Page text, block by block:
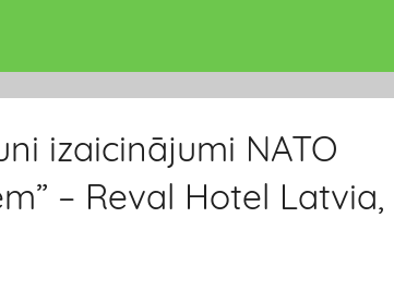
izaicinājumi NATO
– Reval Hotel Latvia,